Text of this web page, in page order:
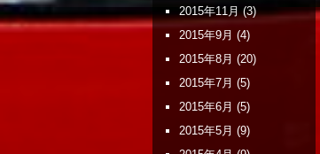
2015年11月(3)
2015年9月 (4)
2015年8月 (20)
2015年7月 (5)
2015年6月 (5)
2015年5月 (9)